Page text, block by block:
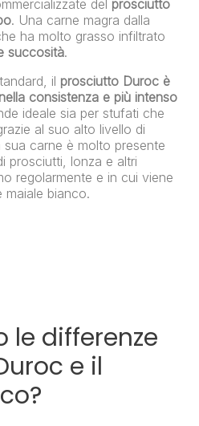
del prosciutto
. Una carne magra dalla
ha molto grasso infiltrato
succosità.
il prosciutto Duroc è
consistenza e più intenso
ideale sia per stufati che
al suo alto livello di
carne è molto presente
prosciutti, lonza e altri
regolarmente e in cui viene
maiale bianco.
le differenze
e il